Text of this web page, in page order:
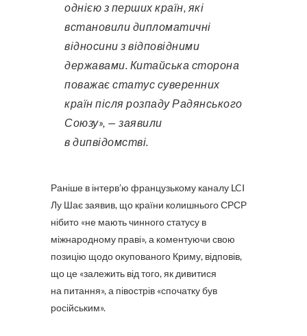
однією з перших країн, які
встановили дипломатичні
відносини з відповідними
державами. Китайська сторона
поважає статус суверенних
країн після розпаду Радянського
Союзу», — заявили
в дипвідомстві.
Раніше в інтерв’ю французькому каналу LCI
Лу Шає заявив, що країни колишнього СРСР
нібито «не мають чинного статусу в
міжнародному праві», а коментуючи свою
позицію щодо окупованого Криму, відповів,
що це «залежить від того, як дивитися
на питання», а півострів «спочатку був
російським».